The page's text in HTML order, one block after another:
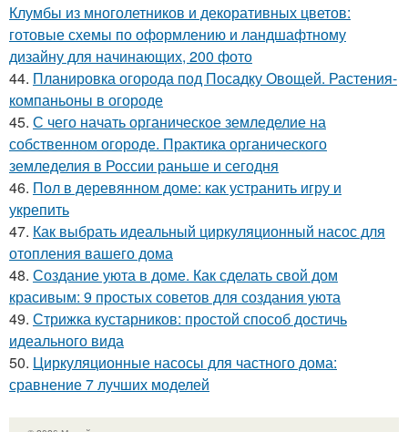
Клумбы из многолетников и декоративных цветов:
готовые схемы по оформлению и ландшафтному
дизайну для начинающих, 200 фото
44. Планировка огорода под Посадку Овощей. Растения-
компаньоны в огороде
45. С чего начать органическое земледелие на
собственном огороде. Практика органического
земледелия в России раньше и сегодня
46. Пол в деревянном доме: как устранить игру и
укрепить
47. Как выбрать идеальный циркуляционный насос для
отопления вашего дома
48. Создание уюта в доме. Как сделать свой дом
красивым: 9 простых советов для создания уюта
49. Стрижка кустарников: простой способ достичь
идеального вида
50. Циркуляционные насосы для частного дома:
сравнение 7 лучших моделей